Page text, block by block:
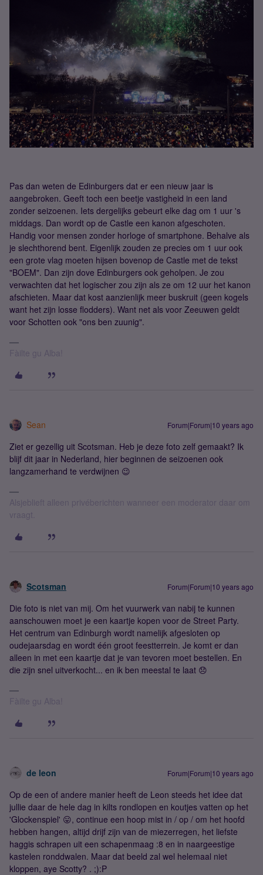
Pas dan weten de Edinburgers dat er een nieuw jaar is
aangebroken. Geeft toch een beetje vastigheid in een land
zonder seizoenen. Iets dergelijks gebeurt elke dag om 1 uur 's
middags. Dan wordt op de Castle een kanon afgeschoten.
Handig voor mensen zonder horloge of smartphone. Behalve als
je slechthorend bent. Eigenlijk zouden ze precies om 1 uur ook
een grote vlag moeten hijsen bovenop de Castle met de tekst
"BOEM". Dan zijn dove Edinburgers ook geholpen. Je zou
verwachten dat het logischer zou zijn als ze om 12 uur het kanon
afschieten. Maar dat kost aanzienlijk meer buskruit (geen kogels
want het zijn losse flodders). Want net als voor Zeeuwen geldt
voor Schotten ook "ons ben zuunig".
Fàilte gu Alba!
Sean Forum|Forum|10 years ago
Ziet er gezellig uit Scotsman. Heb je deze foto zelf gemaakt? Ik
blijf dit jaar in Nederland, hier beginnen de seizoenen ook
langzamerhand te verdwijnen 😉
Alsjeblieft alleen privéberichten wanneer een moderator daar om
vraagt.
Scotsman Forum|Forum|10 years ago
Die foto is niet van mij. Om het vuurwerk van nabij te kunnen
aanschouwen moet je een kaartje kopen voor de Street Party.
Het centrum van Edinburgh wordt namelijk afgesloten op
oudejaarsdag en wordt één groot feestterrein. Je komt er dan
alleen in met een kaartje dat je van tevoren moet bestellen. En
die zijn snel uitverkocht... en ik ben meestal te laat 😞
Fàilte gu Alba!
de leon Forum|Forum|10 years ago
Op de een of andere manier heeft de Leon steeds het idee dat
jullie daar de hele dag in kilts rondlopen en koutjes vatten op het
'Glockenspiel' 😛, continue een hoop mist in / op / om het hoofd
hebben hangen, altijd drijf zijn van de miezerregen, het liefste
haggis schrapen uit een schapenmaag :8 en in naargeestige
kastelen ronddwalen. Maar dat beeld zal wel helemaal niet
kloppen, aye Scotty? . ;):P